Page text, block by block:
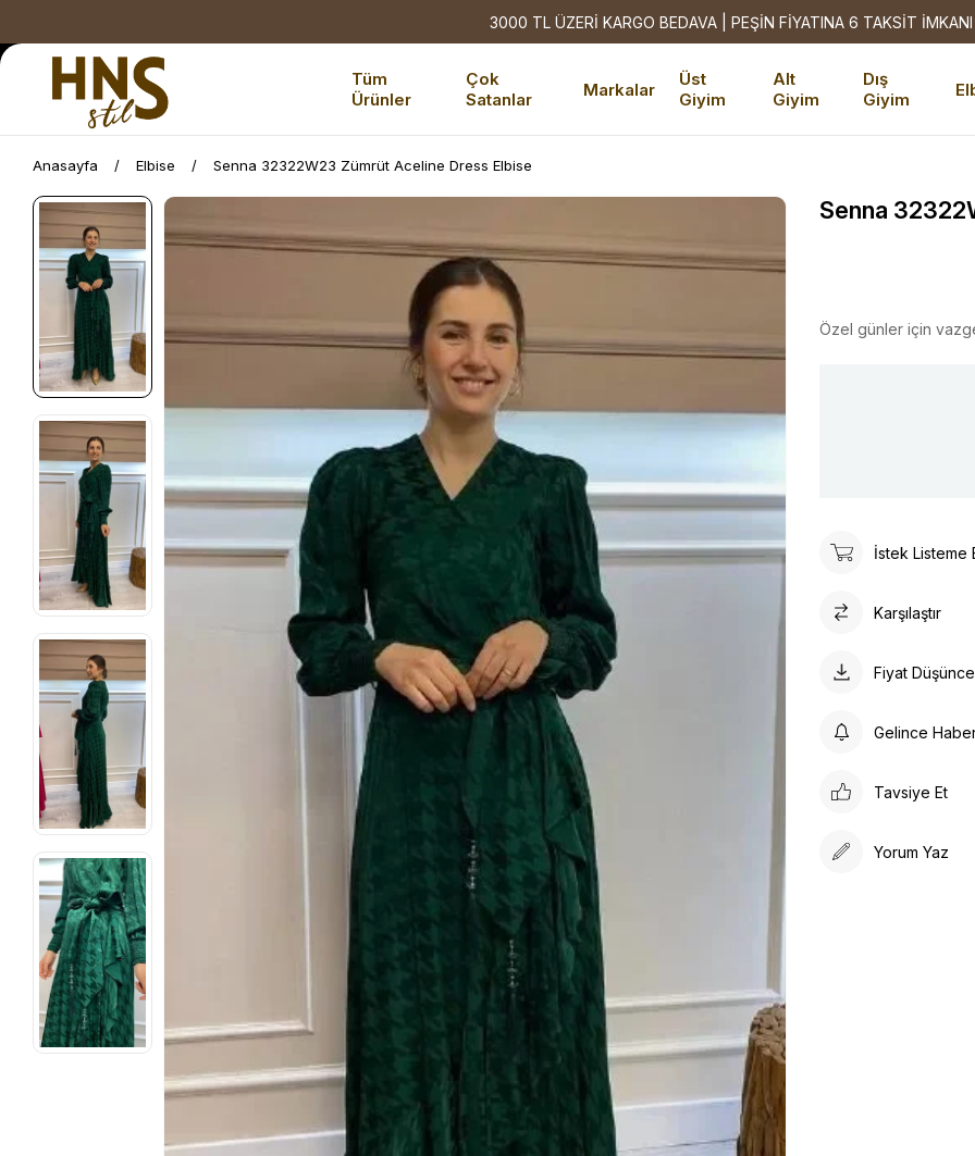
3000 TL ÜZERİ KARGO BEDAVA | PEŞİN FİYATINA 6 TAKSİT İMKANI
Tüm
Ürünler
Çok
Satanlar
Markalar
Üst
Giyim
Alt
Giyim
Dış
Giyim
Anasayfa Elbise Senna 32322W23 Zümrüt Aceline Dress Elbise
Senna
Özel günler için
İstek Listeme
Karşılaştır
Fiyat
Gelince
Tavsiye Et
Yorum Yaz